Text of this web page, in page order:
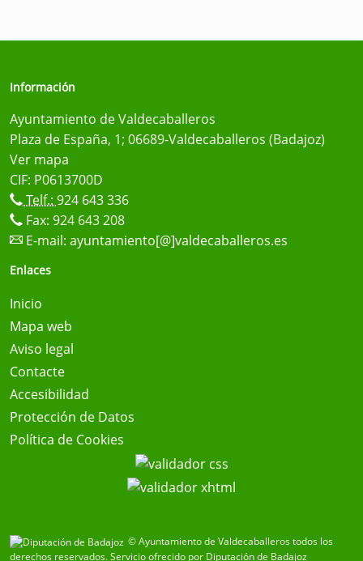
Información
Ayuntamiento de Valdecaballeros
Plaza de España, 1; 06689-Valdecaballeros (Badajoz)
Ver mapa
CIF: P0613700D
Telf.: 924 643 336
Fax: 924 643 208
E-mail: ayuntamiento[@]valdecaballeros.es
Enlaces
Inicio
Mapa web
Aviso legal
Contacte
Accesibilidad
Protección de Datos
Política de Cookies
© Ayuntamiento de Valdecaballeros todos los
derechos reservados.Servicio ofrecido por Diputación de Badajoz